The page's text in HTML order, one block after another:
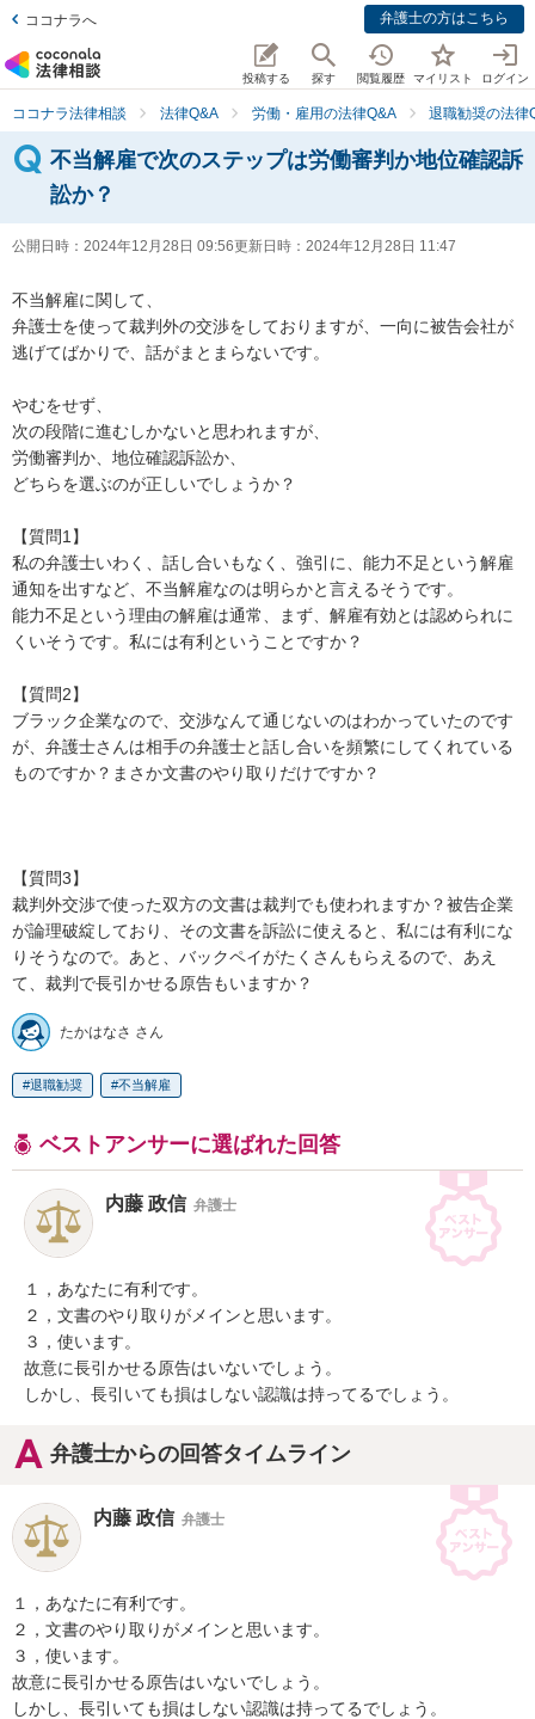
ココナラへ 弁護士の方はこちら
投稿する 探す 閲覧履歴 マイリスト ログイン
ココナラ法律相談 法律Q&A 労働・雇用の法律Q&A 退職勧奨の法律
不当解雇で次のステップは労働審判か地位確認訴
訟か？
公開日時： 2024年12月28日 09:56更新日時： 2024年12月28日 11:47
不当解雇に関して、
弁護士を使って裁判外の交渉をしておりますが、一向に被告会社が
逃げてばかりで、話がまとまらないです。
やむをせず、
次の段階に進むしかないと思われますが、
労働審判か、地位確認訴訟か、
どちらを選ぶのが正しいでしょうか？
【質問1】
私の弁護士いわく、話し合いもなく、強引に、能力不足という解雇
通知を出すなど、不当解雇なのは明らかと言えるそうです。
能力不足という理由の解雇は通常、まず、解雇有効とは認められに
くいそうです。私には有利ということですか？
【質問2】
ブラック企業なので、交渉なんて通じないのはわかっていたのです
が、弁護士さんは相手の弁護士と話し合いを頻繁にしてくれている
ものですか？まさか文書のやり取りだけですか？
【質問3】
裁判外交渉で使った双方の文書は裁判でも使われますか？被告企業
が論理破綻しており、その文書を訴訟に使えると、私には有利にな
りそうなので。あと、バックペイがたくさんもらえるので、あえ
て、裁判で長引かせる原告もいますか？
たかはなさ さん
退職勧奨 不当解雇
ベストアンサーに選ばれた回答
内藤 政信 弁護士
１，あなたに有利です。
２，文書のやり取りがメインと思います。
３，使います。
故意に長引かせる原告はいないでしょう。
しかし、長引いても損はしない認識は持ってるでしょう。
弁護士からの回答タイムライン
内藤 政信 弁護士
１，あなたに有利です。
２，文書のやり取りがメインと思います。
３，使います。
故意に長引かせる原告はいないでしょう。
しかし、長引いても損はしない認識は持ってるでしょう。